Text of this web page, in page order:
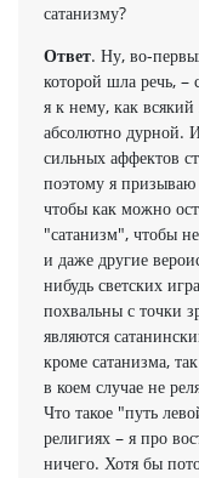
сатанизму?
Ответ. Ну, во-
которой шла речь, –
я к нему, как
абсолютно дурной.
сильных аффектов
поэтому я призываю
чтобы как можно
"сатанизм", чтобы
и даже другие
нибудь светских
похвальны с точки
являются
кроме сатанизма,
в коем случае не
Что такое "путь
религиях – я про
ничего. Хотя бы